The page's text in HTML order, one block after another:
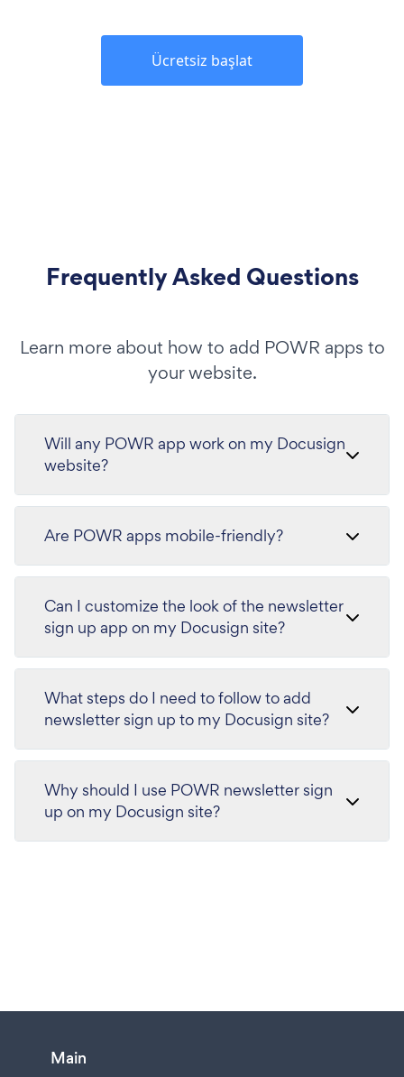
Ücretsiz başlat
Frequently Asked Questions
Learn more about how to add POWR apps to
your website.
Will any POWR app work on my Docusign
website?
Are POWR apps mobile-friendly?
Can I customize the look of the newsletter
sign up app on my Docusign site?
What steps do I need to follow to add
newsletter sign up to my Docusign site?
Why should I use POWR newsletter sign
up on my Docusign site?
Main